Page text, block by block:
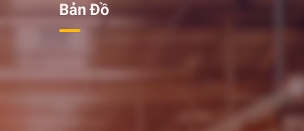
Bản Đồ